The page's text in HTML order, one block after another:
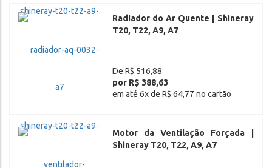
Radiador do Ar Quente | Shineray
T20, T22, A9, A7
De R$ 516,88
por R$ 388,63
em até 6x de R$ 64,77 no cartão
Motor da Ventilação Forçada |
Shineray T20, T22, A9, A7